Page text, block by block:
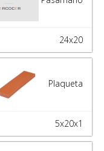
24x20
Plaqueta
5x20x1